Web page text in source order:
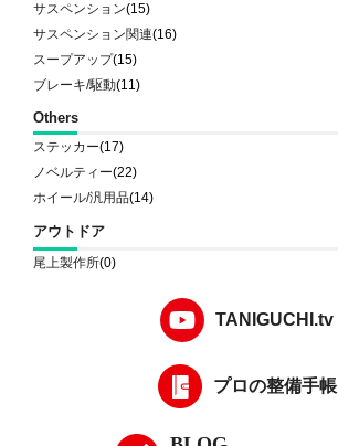
サスペンション(15)
サスペンション関連(16)
スープアップ(15)
ブレーキ/駆動(11)
Others
ステッカー(17)
ノベルティー(22)
ホイール/汎用品(14)
アウトドア
尾上製作所(0)
TANIGUCHI.tv
プロの整備手帳